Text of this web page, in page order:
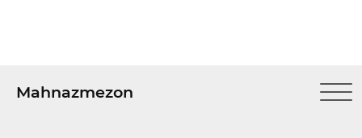
Mahnazmezon